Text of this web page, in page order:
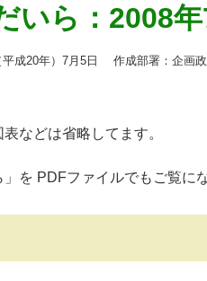
いら：2008
成20年）7月5日 作成部署：企画
などは省略してます。
」を PDFファイルでもご覧に